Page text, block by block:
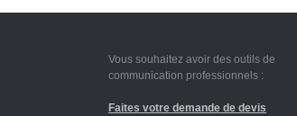
Vous souhaitez avoir des outils de
communication professionnels :
Faites votre demande de devis